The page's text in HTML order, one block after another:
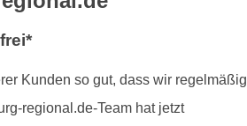
Kunden so gut, dass wir regelmäßig
regional.de-Team hat jetzt